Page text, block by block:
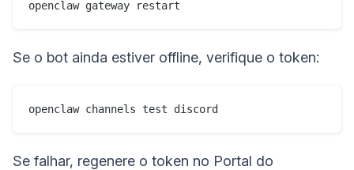
Se o bot ainda estiver offline, verifique o token:
Se falhar, regenere o token no Portal do